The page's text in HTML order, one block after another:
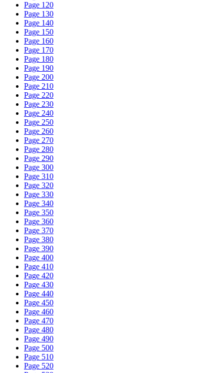
Page 120
Page 130
Page 140
Page 150
Page 160
Page 170
Page 180
Page 190
Page 200
Page 210
Page 220
Page 230
Page 240
Page 250
Page 260
Page 270
Page 280
Page 290
Page 300
Page 310
Page 320
Page 330
Page 340
Page 350
Page 360
Page 370
Page 380
Page 390
Page 400
Page 410
Page 420
Page 430
Page 440
Page 450
Page 460
Page 470
Page 480
Page 490
Page 500
Page 510
Page 520